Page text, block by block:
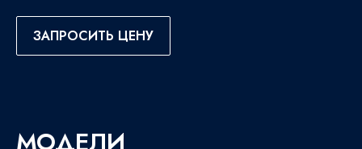
ЗАПРОСИТЬ ЦЕНУ